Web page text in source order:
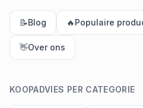
📝Blog 🔥Populaire
👋Over ons
KOOPADVIES PER CATEGORIE